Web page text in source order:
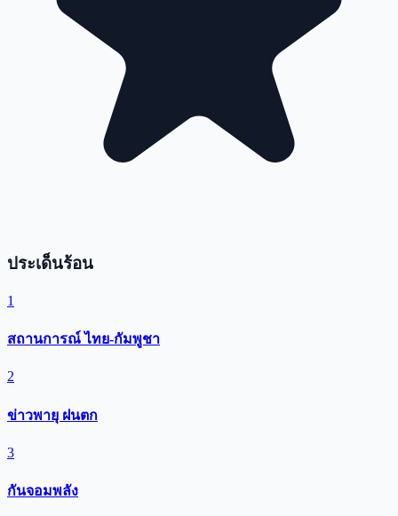
ประเด็นร้อน
1
สถานการณ์ ไทย-กัมพูชา
2
ข่าวพายุ ฝนตก
3
กันจอมพลัง